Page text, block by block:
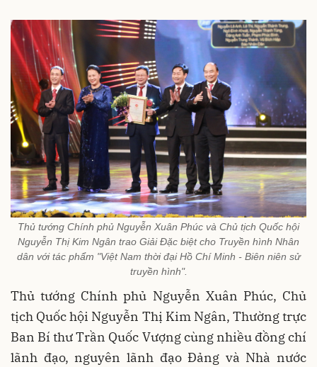
Thủ tướng Chính phủ Nguyễn Xuân Phúc và Chủ tịch Quốc hội
Nguyễn Thị Kim Ngân trao Giải Đặc biệt cho Truyền hình Nhân
dân với tác phẩm "Việt Nam thời đại Hồ Chí Minh - Biên niên sử
truyền hình".
Thủ tướng Chính phủ Nguyễn Xuân Phúc, Chủ
tịch Quốc hội Nguyễn Thị Kim Ngân, Thường trực
Ban Bí thư Trần Quốc Vượng cùng nhiều đồng chí
lãnh đạo, nguyên lãnh đạo Đảng và Nhà nước